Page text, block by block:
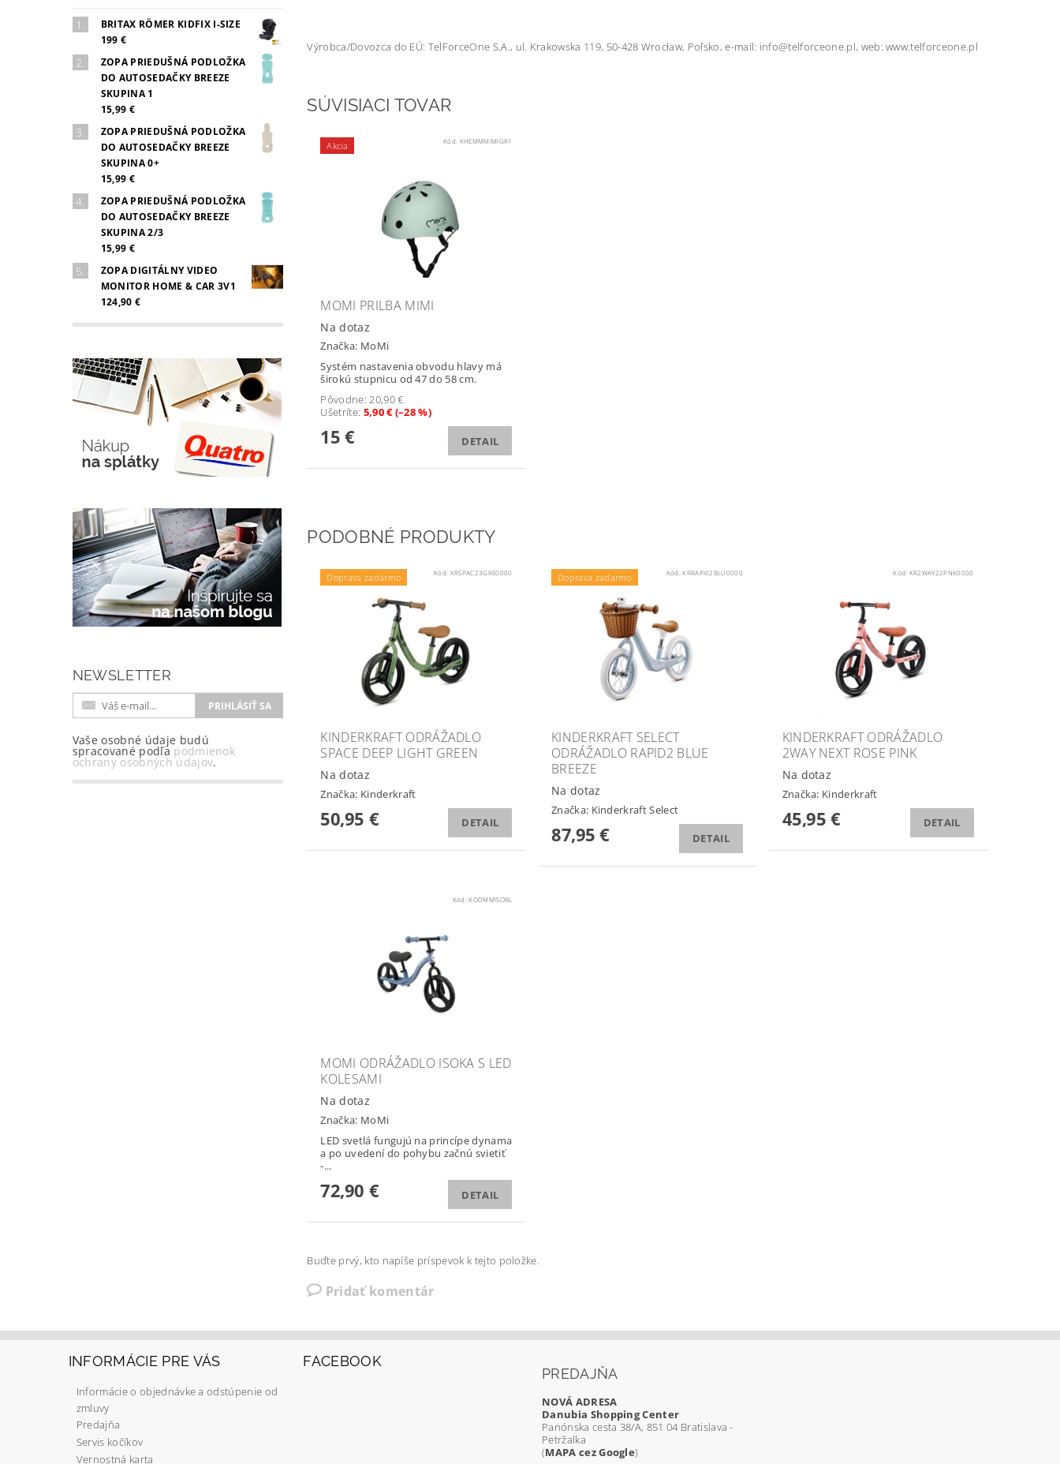
BRITAX RÖMER KIDFIX I-SIZE
199 €
ZOPA PRIEDUŠNÁ PODLOŽKA
DO AUTOSEDAČKY BREEZE
SKUPINA 1
15,99 €
ZOPA PRIEDUŠNÁ PODLOŽKA
DO AUTOSEDAČKY BREEZE
SKUPINA 0+
15,99 €
ZOPA PRIEDUŠNÁ PODLOŽKA
DO AUTOSEDAČKY BREEZE
SKUPINA 2/3
15,99 €
ZOPA DIGITÁLNY VIDEO
MONITOR HOME & CAR 3V1
124,90 €
NEWSLETTER
Vaše osobné údaje budú
spracované podľa podmienok
ochrany osobných údajov.
Výrobca/Dovozca do EÚ: TelForceOne S.A., ul. Krakowska 119, 50-428 Wrocław, Poľsko, e-mail: info@telforceone.pl, web: www.telforceone.pl
SÚVISIACI TOVAR
Akcia Kód: KHEMMMIMIGR1
MOMI PRILBA MIMI
Na dotaz
Značka: MoMi
Systém nastavenia obvodu hlavy má
širokú stupnicu od 47 do 58 cm.
Pôvodne:20,90 €
Ušetríte: 5,90 € (–28 %)
15 € DETAIL
PODOBNÉ PRODUKTY
Doprava zadarmo Kód: KRSPAC23GRE0000
KINDERKRAFT ODRÁŽADLO
SPACE DEEP LIGHT GREEN
Na dotaz
Značka: Kinderkraft
50,95 € DETAIL
Doprava zadarmo Kód:KRRAPI02BLU0000
KINDERKRAFT SELECT
ODRÁŽADLO RAPID2 BLUE
BREEZE
Na dotaz
Značka: Kinderkraft Select
87,95 € DETAIL
Kód: KR2WAY22PNK0000
KINDERKRAFT ODRÁŽADLO
2WAY NEXT ROSE PINK
Na dotaz
Značka: Kinderkraft
45,95 € DETAIL
Kód:KODMMISOBL
MOMI ODRÁŽADLO ISOKA S LED
KOLESAMI
Na dotaz
Značka: MoMi
LED svetlá fungujú na princípe dynama
a po uvedení do pohybu začnú svietiť
-...
72,90 € DETAIL
Buďte prvý, kto napíše príspevok k tejto položke.
Pridať komentár
INFORMÁCIE PRE VÁS
Informácie o objednávke a odstúpenie od
zmluvy
Predajňa
Servis kočíkov
Vernostná karta
FACEBOOK
PREDAJŇA
NOVÁ ADRESA
Danubia Shopping Center
Panónska cesta 38/A, 851 04 Bratislava -
Petržalka
(MAPA cez Google)